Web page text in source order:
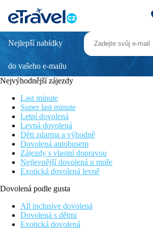
Sol Tenerife
Vhodné pro páry
V blízkém okolí řada turistických
Možnost stravování v programu All
Široká nabídka volnočasových a
Poloha
Přímo u pobřežní promenády v centru
Playa de las Américas. V okolí množství
diskoték. Restaurace, bary a nákupní
hotelu. Aquapark Siam cca 1,5 km.
hotelu vzdáleno 20 km.
Vybavení
522 pokojů, vstupní hala s recepcí,
salon krásy, kadeřnictví, supermarket,
Nejlepší nabídky
do vašeho e-mailu
Nejvýhodnější zájezdy
Last minute
Super last minute
Letní dovolená
Levná dovolená
Děti zdarma a výhodně
Dovolená autobusem
Zájezdy s vlastní dopravou
Nejlevnější dovolená u moře
Exotická dovolená levně
Dovolená podle gusta
All inclusive dovolená
Dovolená s dětmi
Exotická dovolená